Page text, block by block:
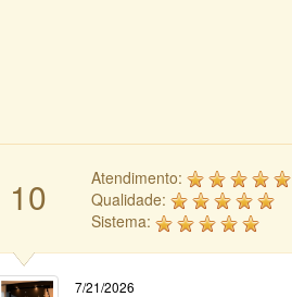
10
Atendimento:
Qualidade:
Sistema:
7/21/2026